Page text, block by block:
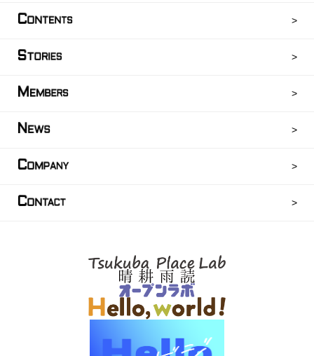
CONTENTS
STORIES
M EMBERS
N EWS
COMPANY
CONTACT